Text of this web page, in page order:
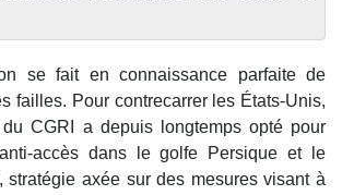
se fait en connaissance parfaite de
failles. Pour contrecarrer les États-Unis,
CGRI a depuis longtemps opté pour
accès dans le golfe Persique et le
stratégie axée sur des mesures visant à